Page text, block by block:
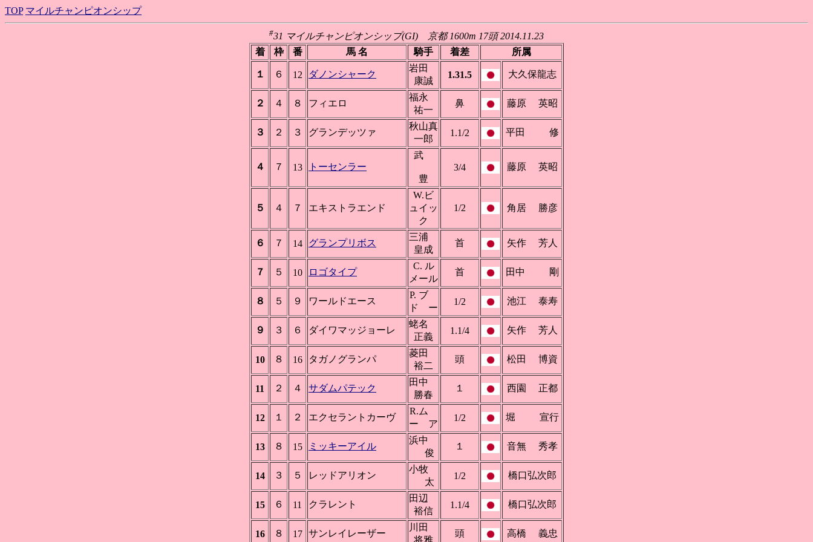
TOP マイルチャンピオンシップ
#31 マイルチャンピオンシップ(GI) 京都 1600m 17頭 2014.11.23
着
枠 番 馬 名 騎手 着差 所属
１ ６ 12 ダノンシャーク
岩田
康誠
1.31.5 大久保龍志
２ ４ ８ フィエロ
福永
祐一
鼻 藤原 英昭
３ ２ ３ グランデッツァ
秋山真
一郎
1.1/2 平田 修
４ ７ 13 トーセンラー
武
豊
3/4 藤原 英昭
５ ４ ７ エキストラエンド
W.ビ
ュイッ
ク
1/2 角居 勝彦
６ ７ 14 グランプリボス
三浦
皇成
首 矢作 芳人
７ ５ 10 ロゴタイプ
C. ル
メール
首 田中 剛
８ ５ ９ ワールドエース
P. ブ
ド ー
1/2 池江 泰寿
９ ３ ６ ダイワマッジョーレ
蛯名
正義
1.1/4 矢作 芳人
10 ８ 16 タガノグランパ
菱田
裕二
頭 松田 博資
11 ２ ４ サダムパテック
田中
勝春
１ 西園 正都
12 １ ２ エクセラントカーヴ
R.ム
ー ア
1/2 堀 宣行
13 ８ 15 ミッキーアイル
浜中
俊
１ 音無 秀孝
14 ３ ５ レッドアリオン
小牧
太
1/2 橋口弘次郎
15 ６ 11 クラレント
田辺
裕信
1.1/4 橋口弘次郎
16 ８ 17 サンレイレーザー
川田
頭 高橋 義忠